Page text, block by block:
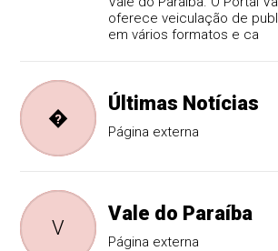
oferece veiculação de
em vários formatos e ca
�
Últimas Notícias
Página externa
V
Vale do Paraíba
Página externa